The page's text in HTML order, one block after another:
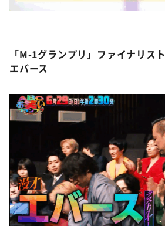
アナ回覧板
「M-1グランプリ」ファイナリス
エバース